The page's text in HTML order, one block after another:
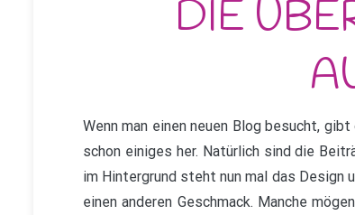
Wenn man einen neuen Blog besucht,
schon einiges her. Natürlich sind die
im Hintergrund steht nun mal das Design
einen anderen Geschmack. Manche